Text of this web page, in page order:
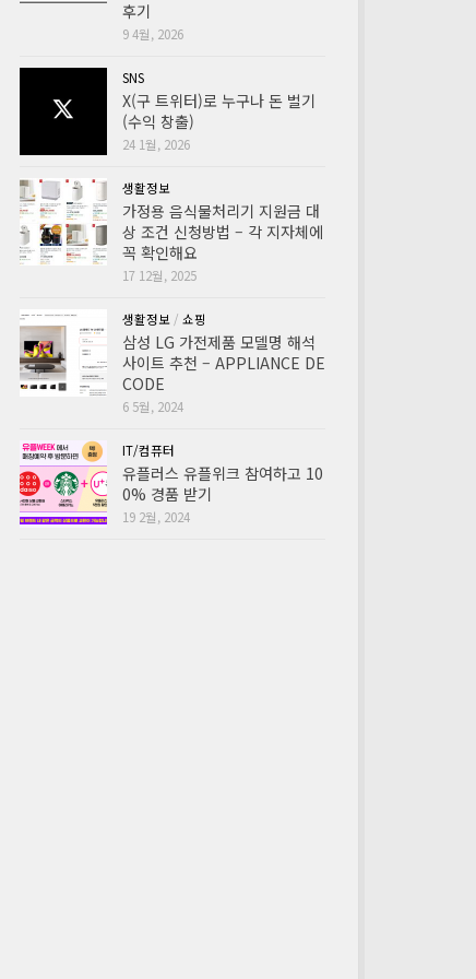
후기
9 4월, 2026
SNS
X(구 트위터)로 누구나 돈 벌기
(수익 창출)
24 1월, 2026
생활정보
가정용 음식물처리기 지원금 대
상 조건 신청방법 – 각 지자체에
꼭 확인해요
17 12월, 2025
생활정보 / 쇼핑
삼성 LG 가전제품 모델명 해석
사이트 추천 – APPLIANCE DE
CODE
6 5월, 2024
IT/컴퓨터
유플러스 유플위크 참여하고 10
0% 경품 받기
19 2월, 2024